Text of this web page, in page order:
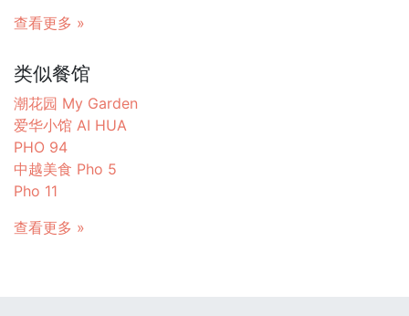
查看更多 »
类似餐馆
潮花园 My Garden
爱华小馆 AI HUA
PHO 94
中越美食 Pho 5
Pho 11
查看更多 »